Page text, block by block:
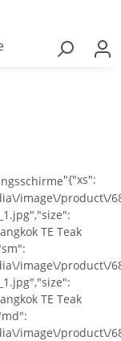
"{"xs":
image\/product\/
TE Teak
image\/product\/
TE Teak
image\/product\/